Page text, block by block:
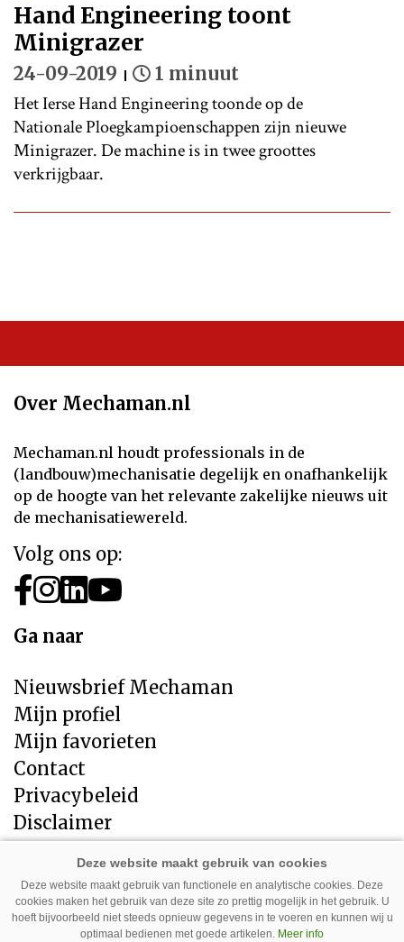
Hand Engineering toont
Minigrazer
24-09-2019 1 minuut
Het Ierse Hand Engineering toonde op de
Nationale Ploegkampioenschappen zijn nieuwe
Minigrazer. De machine is in twee groottes
verkrijgbaar.
Over Mechaman.nl
Mechaman.nl houdt professionals in de
(landbouw)mechanisatie degelijk en onafhankelijk
op de hoogte van het relevante zakelijke nieuws uit
de mechanisatiewereld.
Volg ons op:
Ga naar
Nieuwsbrief Mechaman
Mijn profiel
Mijn favorieten
Contact
Privacybeleid
Disclaimer
Direct naar
LandbouwMechanisatie
Tuin en Park Techniek
Deze website maakt gebruik van functionele en analytische cookies. Deze
cookies maken het gebruik van deze site zo prettig mogelijk in het gebruik. U
hoeft bijvoorbeeld niet steeds opnieuw gegevens in te voeren en kunnen wij u
optimaal bedienen met goede artikelen. Meer info